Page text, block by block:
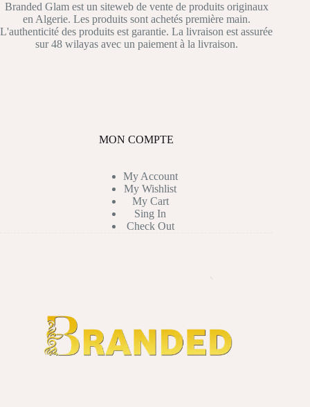
Branded Glam est un siteweb de vente de produits originaux
en Algerie. Les produits sont achetés première main.
L'authenticité des produits est garantie. La livraison est assurée
sur 48 wilayas avec un paiement à la livraison.
MON COMPTE
My Account
My Wishlist
My Cart
Sing In
Check Out